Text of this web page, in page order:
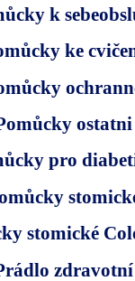
k
ke
ostatni
pro
stomické
zdravotní